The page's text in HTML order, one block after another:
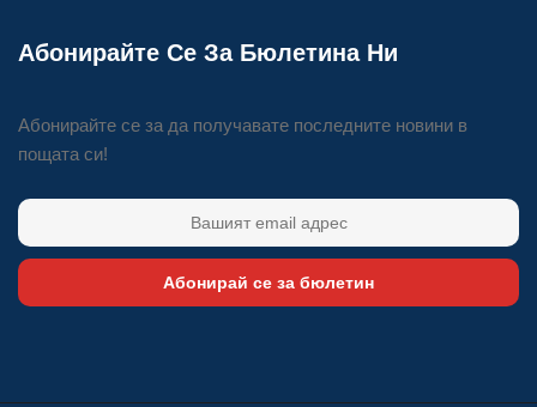
Абонирайте Се За Бюлетина Ни
Абонирайте се за да получавате последните новини в
пощата си!
Абонирай се за бюлетин